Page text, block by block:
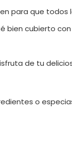
para que todos
bien cubierto con
de tu
o